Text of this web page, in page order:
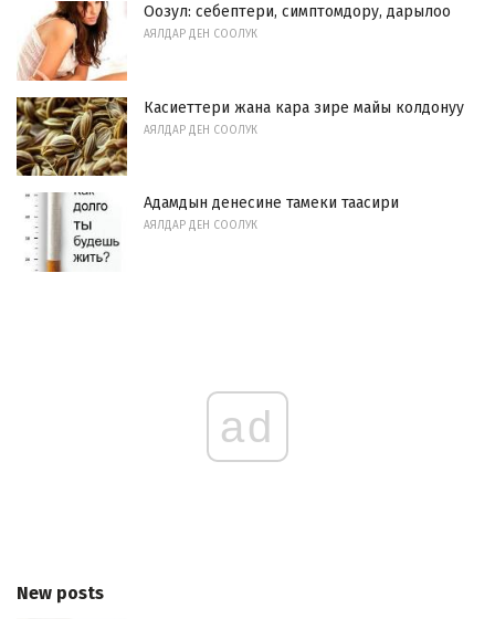
Оозул: себептери, симптомдору, дарылоо
АЯЛДАР ДЕН СООЛУК
Касиеттери жана кара зире майы колдонуу
АЯЛДАР ДЕН СООЛУК
Адамдын денесине тамеки таасири
АЯЛДАР ДЕН СООЛУК
ad
New posts